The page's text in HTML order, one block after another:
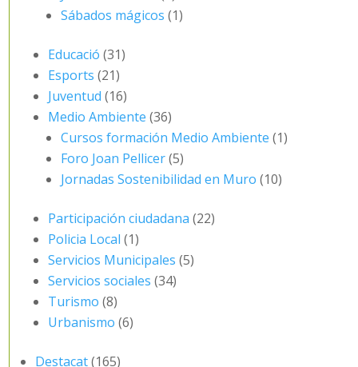
Sábados mágicos (1)
Educació (31)
Esports (21)
Juventud (16)
Medio Ambiente (36)
Cursos formación Medio Ambiente (1)
Foro Joan Pellicer(5)
Jornadas Sostenibilidad en Muro (10)
Participación ciudadana (22)
Policia Local (1)
Servicios Municipales (5)
Servicios sociales (34)
Turismo (8)
Urbanismo (6)
Destacat(165)